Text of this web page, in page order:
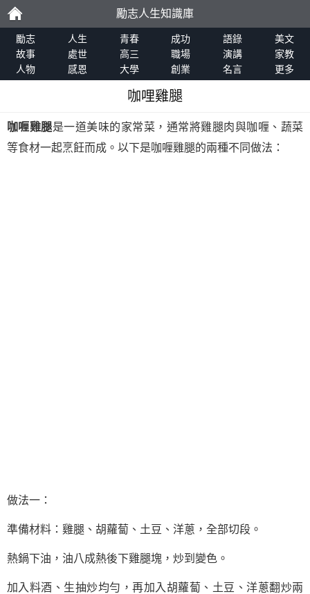
勵
志
勵志人生知識庫
勵志 人生 青春 成功 語錄
美文
故事
處世 高三 職場 演講
家教
人物
感恩 大學 創業 名言 更多
咖哩雞腿
咖喱雞腿是一道美味的家常菜，通常將雞腿肉與咖喱、蔬菜
等食材一起烹飪而成。以下是咖喱雞腿的兩種不同做法：
做法一：
準備材料：雞腿、胡蘿蔔、土豆、洋蔥，全部切段。
熱鍋下油，油八成熱後下雞腿塊，炒到變色。
加入料酒、生抽炒均勻，再加入胡蘿蔔、土豆、洋蔥翻炒兩